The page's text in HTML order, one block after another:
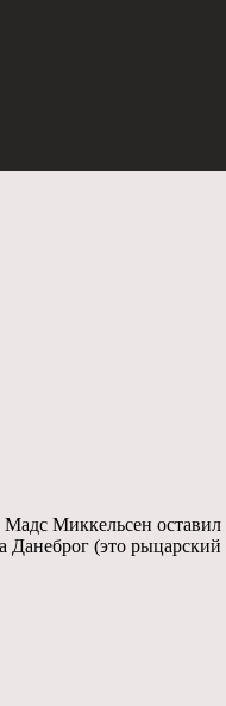
Миккельсен оставил
Данеброг (это